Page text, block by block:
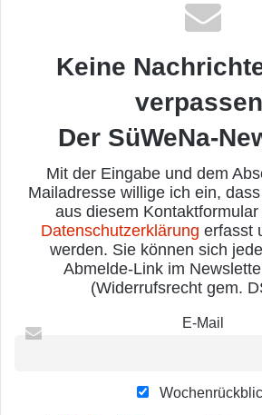
Keine
Der SüWeNa-
Mit der Eingabe und dem
Mailadresse willige ich ein,
aus diesem
Datenschutzerklärung erfasst
werden. Sie können sich
Abmelde-Link im
(Widerrufsrecht gem.
E-Mail